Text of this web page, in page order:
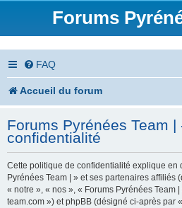
Forums
FAQ
Accueil du forum
Forums Pyrénées Team |
confidentialité
Cette politique de confidentialité explique en
Pyrénées Team | » et ses partenaires affiliés
« notre », « nos », « Forums Pyrénées Team
team.com ») et phpBB (désigné ci-après par